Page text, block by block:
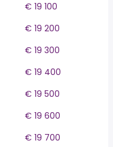
€ 19 100
€ 19 200
€ 19 300
€ 19 400
€ 19 500
€ 19 600
€ 19 700